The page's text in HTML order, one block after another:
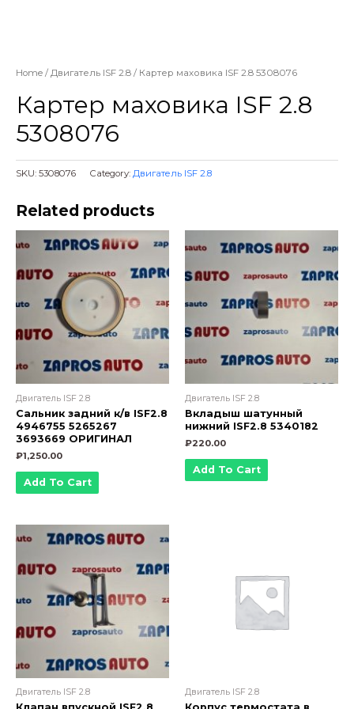
Home / Двигатель ISF 2.8 / Картер маховика ISF 2.8 5308076
Картер маховика ISF 2.8
5308076
SKU: 5308076 Category: Двигатель ISF 2.8
Related products
Двигатель ISF 2.8
Сальник задний к/в ISF2.8
4946755 5265267
3693669 ОРИГИНАЛ
₽1,250.00
Add To Cart
Двигатель ISF 2.8
Вкладыш шатунный
нижний ISF2.8 5340182
₽220.00
Add To Cart
Двигатель ISF 2.8 Двигатель ISF 2.8